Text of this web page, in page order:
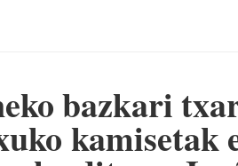
bazkari
kamisetak